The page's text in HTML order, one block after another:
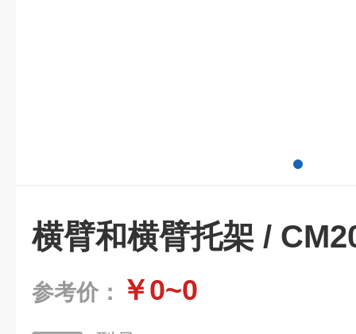
横臂和横臂托架 /
参考价： ￥0~0